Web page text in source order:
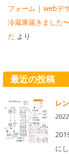
フォーム | webデ
冷蔵庫届きました
た より
最近の投稿
レ
に